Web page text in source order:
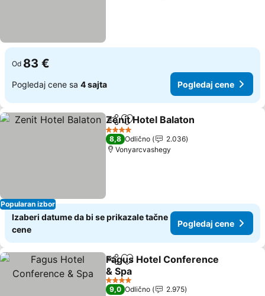
Od 83 €
Pogledaj cene sa 4 sajta Pogledaj cene
Popularan izbor
Deli Dodati u favorite
Zenit Hotel Balaton
4 Zvezdice
8,8 Odlično
2.036
Vonyarcvashegy
Izaberi datume da bi se prikazale tačne
cene
Pogledaj cene
Deli Dodati u favorite
Fagus Hotel Conference
& Spa
Pogledaj cene
4 Zvezdice
9,0 Odlično
2.975